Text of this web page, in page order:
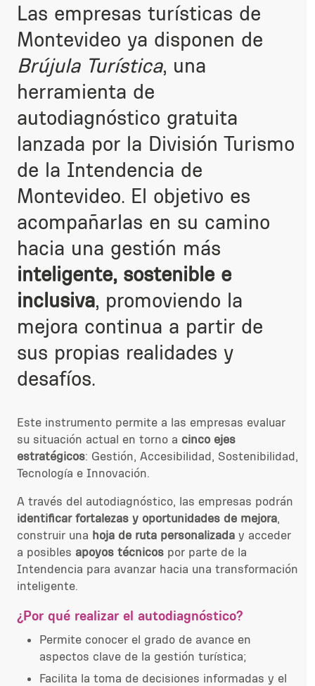
Las empresas turísticas de
Montevideo ya disponen de
Brújula Turística, una
herramienta de
autodiagnóstico gratuita
lanzada por la División Turismo
de la Intendencia de
Montevideo. El objetivo es
acompañarlas en su camino
hacia una gestión más
inteligente, sostenible e
inclusiva, promoviendo la
mejora continua a partir de
sus propias realidades y
desafíos.
Este instrumento permite a las empresas evaluar
su situación actual en torno a cinco ejes
estratégicos: Gestión, Accesibilidad, Sostenibilidad,
Tecnología e Innovación.
A través del autodiagnóstico, las empresas podrán
identificar fortalezas y oportunidades de mejora,
construir una hoja de ruta personalizada y acceder
a posibles apoyos técnicos por parte de la
Intendencia para avanzar hacia una transformación
inteligente.
¿Por qué realizar el autodiagnóstico?
Permite conocer el grado de avance en
aspectos clave de la gestión turística;
Facilita la toma de decisiones informadas y el